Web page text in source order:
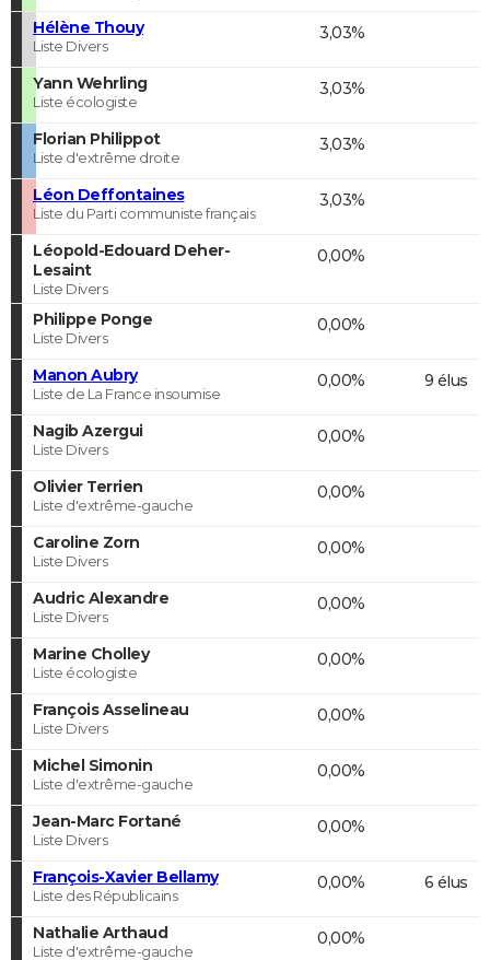
Hélène Thouy
Liste Divers
3,03%
Yann Wehrling
Liste écologiste
3,03%
Florian Philippot
Liste d'extrême droite
3,03%
Léon Deffontaines
Liste du Parti communiste français
3,03%
Léopold-Edouard Deher-
Lesaint
Liste Divers
0,00%
Philippe Ponge
Liste Divers
0,00%
Manon Aubry
Liste de La France insoumise
0,00% 9 élus
Nagib Azergui
Liste Divers
0,00%
Olivier Terrien
Liste d'extrême-gauche
0,00%
Caroline Zorn
Liste Divers
0,00%
Audric Alexandre
Liste Divers
0,00%
Marine Cholley
Liste écologiste
0,00%
François Asselineau
Liste Divers
0,00%
Michel Simonin
Liste d'extrême-gauche
0,00%
Jean-Marc Fortané
Liste Divers
0,00%
François-Xavier Bellamy
Liste des Républicains
0,00% 6 élus
Nathalie Arthaud
Liste d'extrême-gauche
0,00%